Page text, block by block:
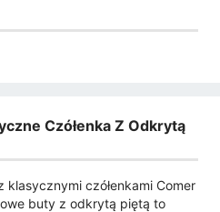
Czółenka Z Odkrytą
czółenkami Comer
buty z odkrytą piętą to